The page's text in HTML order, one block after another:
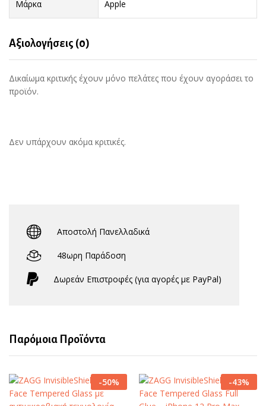
Μάρκα Apple
Αξιολογήσεις (0)
Δικαίωμα κριτικής έχουν μόνο πελάτες που έχουν αγοράσει το
προϊόν.
Δεν υπάρχουν ακόμα κριτικές.
Αποστολή Πανελλαδικά
48ωρη Παράδοση
Δωρεάν Eπιστροφές (για αγορές με PayPal)
Παρόμοια Προϊόντα
-50% -43%